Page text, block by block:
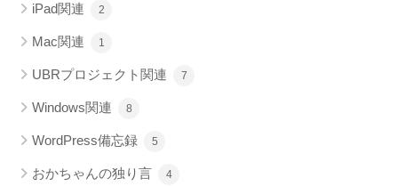
iPad関連 2
Mac関連 1
UBRプロジェクト関連 7
Windows関連 8
WordPress備忘録 5
おかちゃんの独り言 4